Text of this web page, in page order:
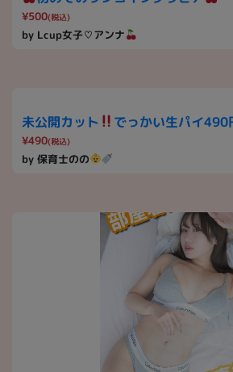
¥500(税込)
by Lcup女子♡アンナ
未公開カット でっかい生パイ490
¥490(税込)
by 保育士のの